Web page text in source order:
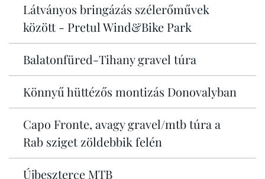
Látványos bringázás szélerőművek
között - Pretul Wind&Bike Park
Balatonfüred-Tihany gravel túra
Könnyű hüttézős montizás Donovalyban
Capo Fronte, avagy gravel/mtb túra a
Rab sziget zöldebbik felén
Újbeszterce MTB